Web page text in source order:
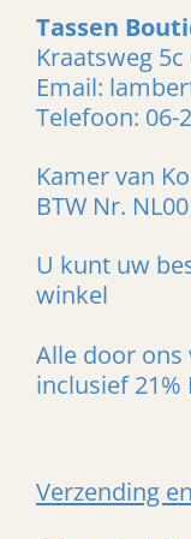
Tassen
Kraatsweg
Email:
Telefoon: 06-
Kamer van
BTW Nr.
U kunt uw
winkel
Alle door ons
inclusief 21%
Verzending